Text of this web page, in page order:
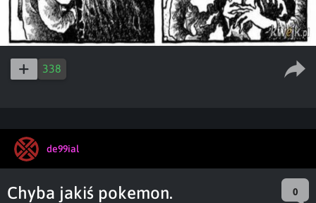
338
de99ial
Chyba jakiś pokemon. 0